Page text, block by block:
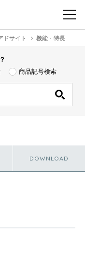
ドサイト 機能・特長
商品記号検索
DOWNLOAD